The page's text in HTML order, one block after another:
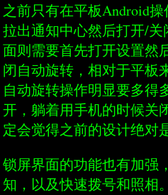
之前只有在平板Android
拉出通知中心然后打开/
面则需要首先打开设置然
闭自动旋转，相对于平板
自动旋转操作明显要多得
开，躺着用手机的时候关
定会觉得之前的设计绝对
锁屏界面的功能也有加强
知，以及快速拨号和照相。